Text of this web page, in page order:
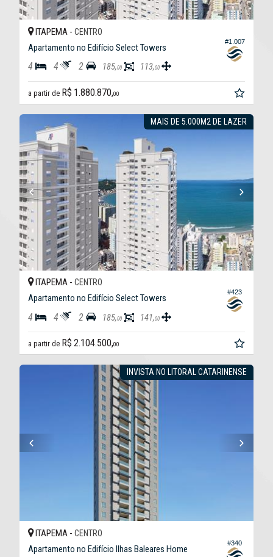
#1.007
ITAPEMA - CENTRO
Apartamento no Edifício Select Towers
4 4 2 185,00 113,00
a partir de R$ 1.880.870,00
MAIS DE 5.000M2 DE LAZER
#423
ITAPEMA - CENTRO
Apartamento no Edifício Select Towers
4 4 2 185,00 141,00
a partir de R$ 2.104.500,00
INVISTA NO LITORAL CATARINENSE
#340
ITAPEMA - CENTRO
Apartamento no Edifício Ilhas Baleares Home